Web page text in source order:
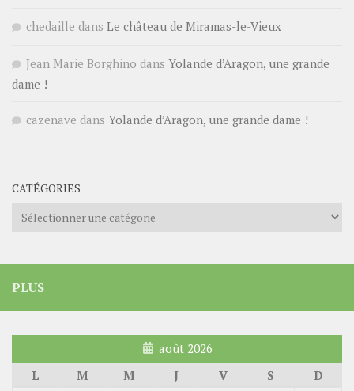
chedaille dans Le château de Miramas-le-Vieux
Jean Marie Borghino dans Yolande d’Aragon, une grande
dame !
cazenave dans Yolande d’Aragon, une grande dame !
CATÉGORIES
Catégories
PLUS
août 2026
L
M M J V S
D